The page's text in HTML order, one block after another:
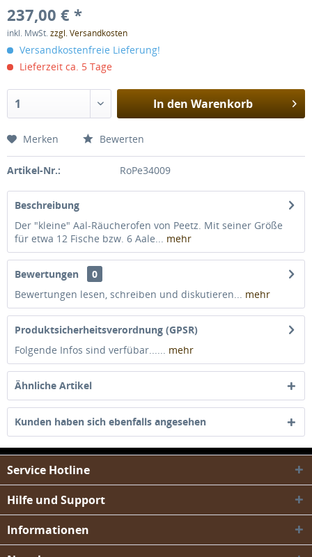
237,00 € *
inkl. MwSt.zzgl. Versandkosten
Versandkostenfreie Lieferung!
Lieferzeit ca. 5 Tage
In den Warenkorb
Merken Bewerten
Artikel-Nr.: RoPe34009
Beschreibung
Der "kleine" Aal-Räucherofen von Peetz. Mit seiner Größe
für etwa 12 Fische bzw. 6 Aale... mehr
Bewertungen
0
Bewertungen lesen, schreiben und diskutieren... mehr
Produktsicherheitsverordnung (GPSR)
Folgende Infos sind verfübar...... mehr
Ähnliche Artikel
Kunden haben sich ebenfalls angesehen
Service Hotline
Hilfe und Support
Informationen